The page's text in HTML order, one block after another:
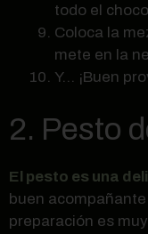
todo el
Coloca la
mete en la
Y… ¡Buen
2. Pesto
El pesto es una
buen
preparación es